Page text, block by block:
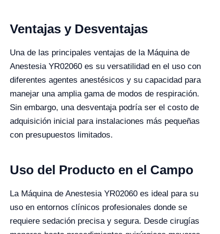
Ventajas y Desventajas
Una de las principales ventajas de la Máquina de
Anestesia YR02060 es su versatilidad en el uso con
diferentes agentes anestésicos y su capacidad para
manejar una amplia gama de modos de respiración.
Sin embargo, una desventaja podría ser el costo de
adquisición inicial para instalaciones más pequeñas
con presupuestos limitados.
Uso del Producto en el Campo
La Máquina de Anestesia YR02060 es ideal para su
uso en entornos clínicos profesionales donde se
requiere sedación precisa y segura. Desde cirugías